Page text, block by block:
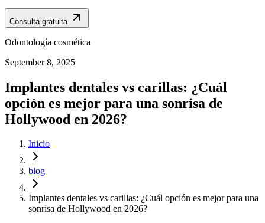
Consulta gratuita
Odontología cosmética
September 8, 2025
Implantes dentales vs carillas: ¿Cuál
opción es mejor para una sonrisa de
Hollywood en 2026?
Inicio
blog
Implantes dentales vs carillas: ¿Cuál opción es mejor para una
sonrisa de Hollywood en 2026?